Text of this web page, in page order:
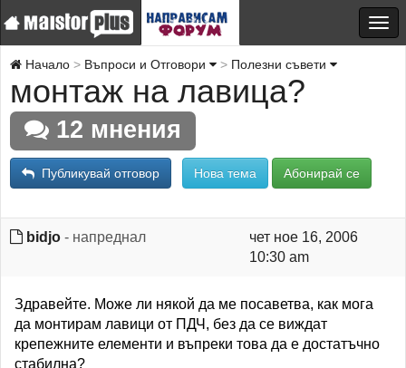
Начало Въпроси и Отговори Полезни съвети
монтаж на лавица?
12 мнения
Публикувай отговор Нова тема Абонирай се
bidjo - напреднал
чет ное 16, 2006
10:30 am
Здравейте. Може ли някой да ме посаветва, как мога
да монтирам лавици от ПДЧ, без да се виждат
крепежните елементи и въпреки това да е достатъчно
стабилна?